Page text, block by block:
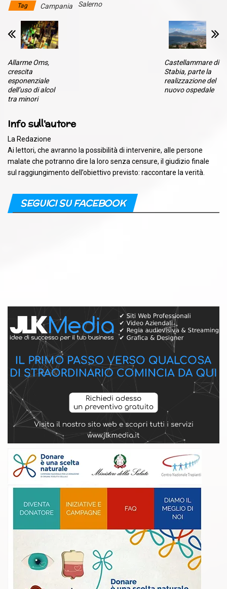
Tag Campania Salerno
Allarme Oms,
crescita
esponenziale
dell’uso di alcol
tra minori
Castellammare di
Stabia, parte la
realizzazione del
nuovo ospedale
Info sull'autore
La Redazione
Ai lettori, che avranno la possibilità di intervenire, alle persone
malate che potranno dire la loro senza censure, il giudizio finale
sul raggiungimento dell’obiettivo previsto: raccontare la verità.
SEGUICI SU FACEBOOK